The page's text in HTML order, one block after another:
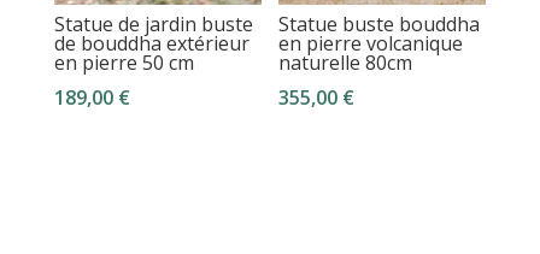
Statue de jardin buste
de bouddha extérieur
en pierre 50 cm
189,00 €
Statue buste bouddha
en pierre volcanique
naturelle 80cm
355,00 €